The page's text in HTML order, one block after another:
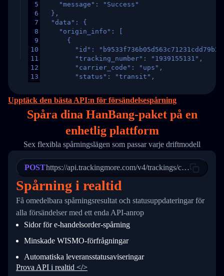
5
6
7
8
9
10
11
12
13
16
17
18
21
22
23
24
25
27
28
29
31
33
34
    "message": "Success"
  },
  "data": {
    "origin_info": [
      {
"id":
        "tracking_number": "1939155131",
        "carrier_code": "ups",
        "status": "transit",
        "itemTimeLength": 2,
        "weblink": "",
        "phone": null,
        "trackinfo": [
          {
            "Date": "2017-03-08 04: 22: 00",
"StatusDescription": "Departed
"Details": "Departed Facility
          },
          {
            "Date": "2017-03-06 15:28:00",
"StatusDescription": "Shipment
"Details": "BEIJING-
          }
      }
  }
}
Upptäck den bästa API:n för försändelsespårning
Spåra dina HanBang-paket på en
enhetlig plattform
Sex flexibla spårningslägen som passar varje driftmodell
POSThttps://api.trackingmore.com/v4/trackings/create
Spårning i realtid
Få omedelbara spårningsresultat och statusuppdateringar för
alla försändelser med ett enda API-anrop
Sidor för e-handelsorder-spårning
Minskade WISMO-förfrågningar
Automatiska leveransstatusaviseringar
Prova API i realtid </>